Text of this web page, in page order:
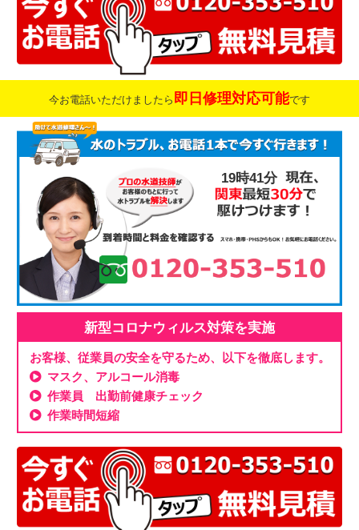
今お電話いただけましたら 即日修理対応可能です
19時41分
新型コロナウィルス対策を実施
お客様、従業員の安全を守るため、以下を徹底します。
マスク、アルコール消毒
作業員 出勤前健康チェック
作業時間短縮